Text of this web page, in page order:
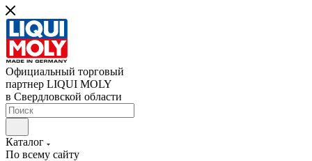
Официальный торговый
партнер LIQUI MOLY
в Свердловской области
Каталог
По всему сайту